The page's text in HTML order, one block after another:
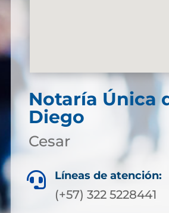
Notaría Única
Diego
Cesar
 Líneas de atención:
(+57) 322 5228441